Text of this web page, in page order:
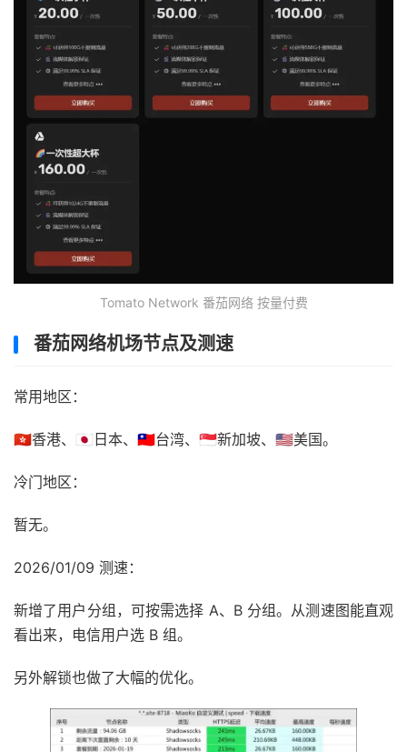
Tomato Network 番茄网络 按量付费
番茄网络机场节点及测速
常用地区：
🇭🇰香港、🇯🇵日本、🇹🇼台湾、🇸🇬新加坡、🇺🇸美国。
冷门地区：
暂无。
2026/01/09 测速：
新增了用户分组，可按需选择 A、B 分组。从测速图能直观
看出来，电信用户选 B 组。
另外解锁也做了大幅的优化。